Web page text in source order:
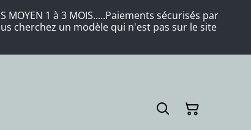
MOYEN 1 à 3 MOIS.....Paiements sécurisés par
cherchez un modèle qui n'est pas sur le site